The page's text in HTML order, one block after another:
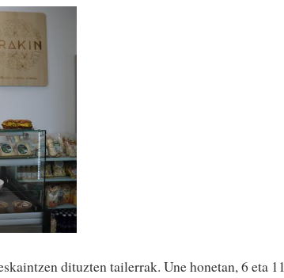
dituzten tailerrak. Une honetan, 6 eta 11